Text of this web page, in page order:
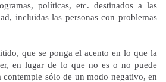
políticas, etc. destinados a las
incluidas las personas con problemas
que se ponga el acento en lo que la
en lugar de lo que no es o no puede
contemple sólo de un modo negativo, en